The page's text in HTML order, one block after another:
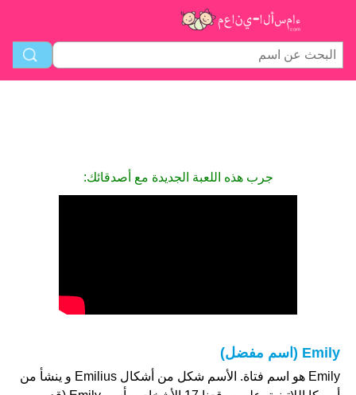
جرب هذه اللعبة الجديدة مع أصدقائك:
Emily (اسم مفضل)
Emily هو اسم فتاة. الأسم شكل من أشكال Emilius و ينشأ من